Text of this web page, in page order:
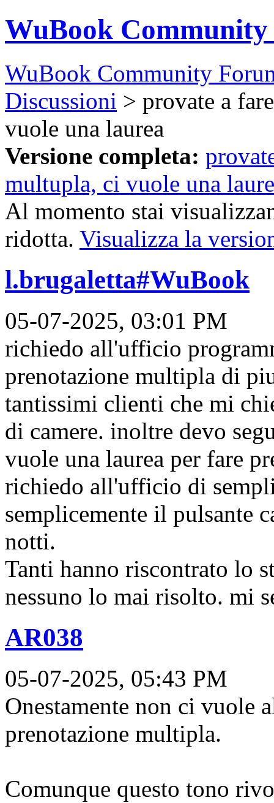
WuBook
WuBook Community
Discussioni > provate a
vuole una laurea
Versione completa:
multupla, ci vuole una
Al momento stai
ridotta. Visualizza la
l.brugaletta#WuBook
05-07-2025, 03:01 PM
richiedo all'ufficio
prenotazione multipla di
tantissimi clienti che mi
di camere. inoltre devo
vuole una laurea per fare
richiedo all'ufficio di
semplicemente il pulsante
notti.
Tanti hanno riscontrato lo
nessuno lo mai risolto. mi
AR038
05-07-2025, 05:43 PM
Onestamente non ci vuole
prenotazione multipla.
Comunque questo tono